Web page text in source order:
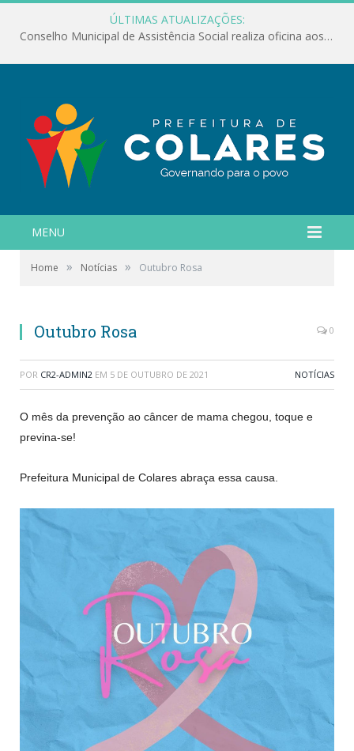
ÚLTIMAS ATUALIZAÇÕES:
Conselho Municipal de Assistência Social realiza oficina aos servidores
MENU
Home » Notícias » Outubro Rosa
Outubro Rosa 0
POR CR2-ADMIN2 EM 5 DE OUTUBRO DE 2021 NOTÍCIAS
O mês da prevenção ao câncer de mama chegou, toque e
previna-se!
Prefeitura Municipal de Colares abraça essa causa.